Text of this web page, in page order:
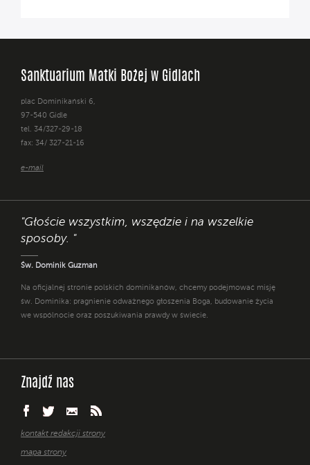
Sanktuarium Matki Bożej w Gidlach
plac Dominikański 6,
97-540 Gidle
tel. 34/327-29-18
fax: 34/ 327-21-16
e-mail
"Głoście wszystkim, wszędzie i na wszelkie
sposoby. "
Św. Dominik Guzman
Na oficjalnej stronie polskich dominikanów, chcemy podejmować misję
św. Dominika: pragnienie odważnego głoszenia Boga, budowanie życia
we wspólnocie oraz poszukiwania prawdy w świecie.
Znajdź nas
kontakt redakcji strony
mapa strony